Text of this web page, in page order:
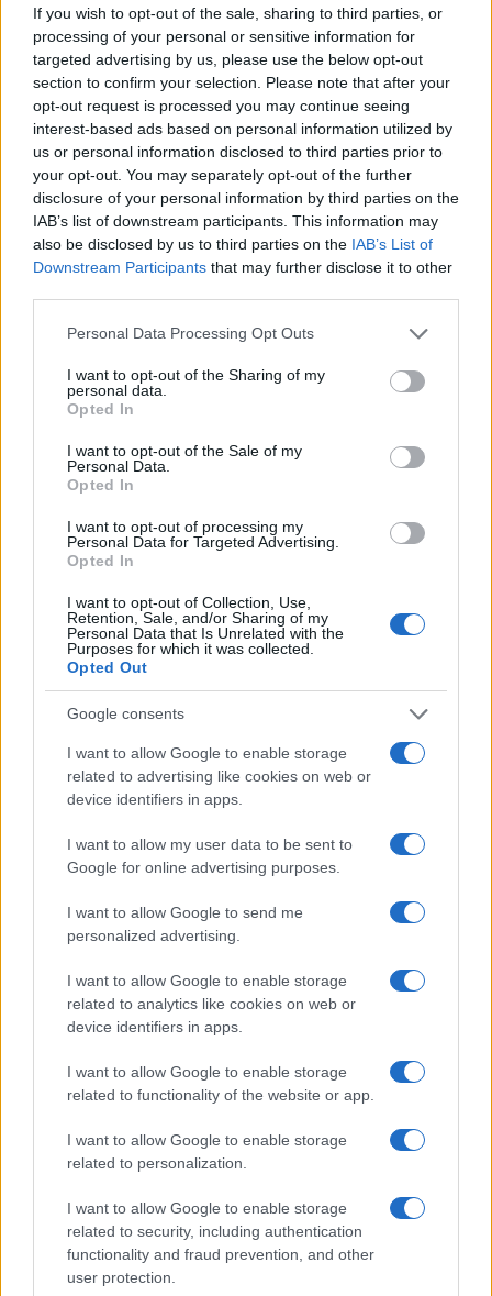
If you wish to opt-out of the sale, sharing to third parties, or
processing of your personal or sensitive information for
targeted advertising by us, please use the below opt-out
section to confirm your selection. Please note that after your
opt-out request is processed you may continue seeing
interest-based ads based on personal information utilized by
us or personal information disclosed to third parties prior to
your opt-out. You may separately opt-out of the further
disclosure of your personal information by third parties on the
IAB’s list of downstream participants. This information may
also be disclosed by us to third parties on the IAB’s List of
Downstream Participants that may further disclose it to other
Please note that this website/app uses one or more Google
not limited to your visit or usage behaviour. You may click to
grant or deny consent to Google and its third-party tags to
use your data for below specified purposes in below Google
consent section.
Personal Data Processing Opt Outs
I want to opt-out of the Sharing of my
personal data.
Opted In
I want to opt-out of the Sale of my
Personal Data.
Opted In
I want to opt-out of processing my
Personal Data for Targeted Advertising.
Opted In
I want to opt-out of Collection, Use,
Retention, Sale, and/or Sharing of my
Personal Data that Is Unrelated with the
Purposes for which it was collected.
Opted Out
Google consents
I want to allow Google to enable storage
related to advertising like cookies on web or
device identifiers in apps.
I want to allow my user data to be sent to
Google for online advertising purposes.
I want to allow Google to send me
personalized advertising.
I want to allow Google to enable storage
related to analytics like cookies on web or
device identifiers in apps.
I want to allow Google to enable storage
related to functionality of the website or app.
I want to allow Google to enable storage
related to personalization.
I want to allow Google to enable storage
related to security, including authentication
functionality and fraud prevention, and other
user protection.
Entra nel canale telegram di
GalluraOggi.it
Ricevi le nostre ultime news
daGoogle News
F
a
ce
b
o
o
k
T
w
te
r
Pi
n
te
re
W
at
s
p
S
h
re
Prossimo articolo
NOTIZIE RECENTI
Le previsioni meteo per il weekend a Olbia e in
Gallura
Michelle Hunziker in Gallura, bella anche dal
vivo: un amico vip svela come fa
Calangianus, dopo le polemiche il centro
accoglienza minori chiude
Olbia, divieto di sosta contro spaccio e degrado:
esplode la protesta
Pausa caffè impeccabile: come scegliere la
soluzione ideale per la casa e l’ufficio
Monte Pino, la fine di un lungo dolore: storia e
la rete elettrica